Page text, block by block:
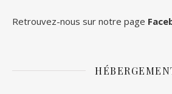
Retrouvez-nous sur notre page